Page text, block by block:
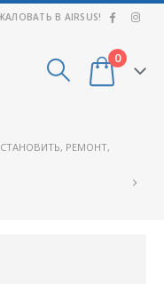
В AIRSUS!
0
РЕМОНТ,